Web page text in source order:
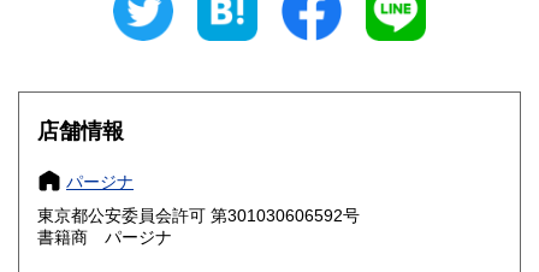
185円 三重県
185円 185円
大阪府
奈良県
鳥取県
店舗情報
パージナ
東京都公安委員会許可 第301030606592号
書籍商 パージナ